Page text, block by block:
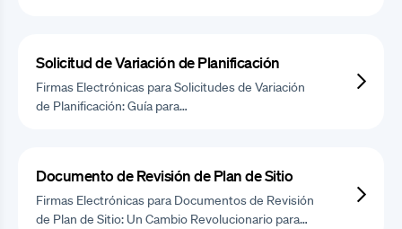
Solicitud de Variación de Planificación
Firmas Electrónicas para Solicitudes de Variación
de Planificación: Guía para…
Documento de Revisión de Plan de Sitio
Firmas Electrónicas para Documentos de Revisión
de Plan de Sitio: Un Cambio Revolucionario para…